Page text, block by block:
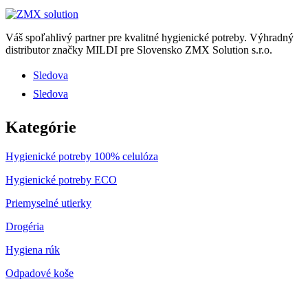
Váš spoľahlivý partner pre kvalitné hygienické potreby. Výhradný
distributor značky MILDI pre Slovensko ZMX Solution s.r.o.
Sledova
Sledova
Kategórie
Hygienické potreby 100% celulóza
Hygienické potreby ECO
Priemyselné utierky
Drogéria
Hygiena rúk
Odpadové koše